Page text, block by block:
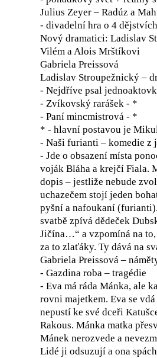
Julius Zeyer – Radúz a
- divadelní hra o 4 dějstvích
Nový dramatici: Ladislav
Vilém a Alois Mrštíkovi
Gabriela Preissová
Ladislav Stroupežnický –
- Nejdříve psal
- Zvíkovský rarášek - *
- Paní mincmistrová - *
* - hlavní postavou je
- Naši furianti – komedie z
- Jde o obsazení místa
voják Bláha a krejčí Fiala.
dopis – jestliže nebude
uchazečem stojí jeden
pyšní a nafoukaní
svatbě zpívá dědeček
Jičína…“ a vzpomíná na
za to zlaťáky. Ty dává na
Gabriela Preissová –
- Gazdina roba – tragédie
- Eva má ráda Mánka, ale
rovni majetkem. Eva se
nepustí ke své dceři
Rakous. Mánka matka
Mánek nerozvede a
Lidé ji odsuzují a ona